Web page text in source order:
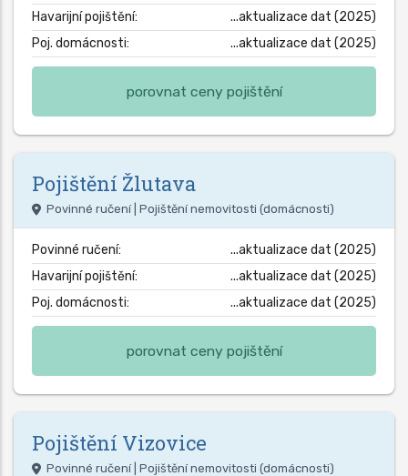
Havarijní pojištění:
...aktualizace dat (2025)
Poj. domácnosti:
...aktualizace dat (2025)
porovnat ceny pojištění
Pojištění Žlutava
Povinné ručení | Pojištění nemovitosti (domácnosti)
Povinné ručení:
...aktualizace dat (2025)
Havarijní pojištění:
...aktualizace dat (2025)
Poj. domácnosti:
...aktualizace dat (2025)
porovnat ceny pojištění
Pojištění Vizovice
Povinné ručení | Pojištění nemovitosti (domácnosti)